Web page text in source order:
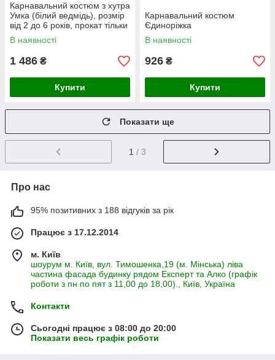
Карнавальний костюм з хутра
Умка (білий ведмідь), розмір
від 2 до 6 років, прокат тільки
по Києву 150 грн
В наявності
1 486 ₴
Купити
Карнавальний костюм
Єдиноріжка
В наявності
926 ₴
Купити
Показати ще
1 / 3
Про нас
95% позитивних з 188 відгуків за рік
Працює з 17.12.2014
м. Київ
шоурум м. Київ, вул. Тимошенка,19 (м. Мінська) ліва
частина фасада будинку рядом Експерт та Алко (графік
роботи з пн по пят з 11,00 до 18,00)., Київ, Україна
Контакти
Сьогодні працює з 08:00 до 20:00
Показати весь графік роботи